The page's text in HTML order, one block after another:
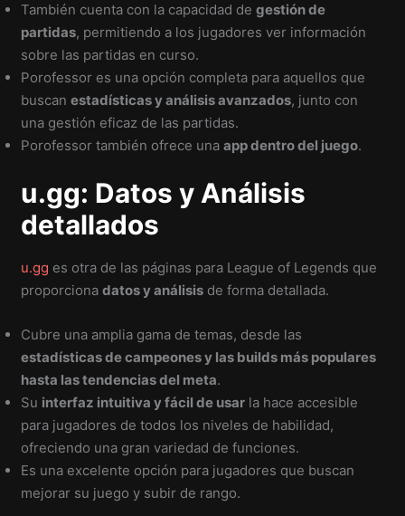
También cuenta con la capacidad degestión de
partidas, permitiendo a los jugadores ver información
sobre las partidas en curso.
Porofessor es una opción completa para aquellos que
buscanestadísticas y análisis avanzados, junto con
una gestión eficaz de las partidas.
Porofessor también ofrece unaapp dentro del juego.
u.gg: Datos y Análisis
detallados
u.gg es otra de las páginas para League of Legends que
proporcionadatos y análisis de forma detallada.
Cubre una amplia gama de temas, desde las
estadísticas de campeones y las builds más populares
hasta las tendencias del meta.
Su interfaz intuitiva y fácil de usar la hace accesible
para jugadores de todos los niveles de habilidad,
ofreciendo una gran variedad de funciones.
Es una excelente opción para jugadores que buscan
mejorar su juego y subir de rango.